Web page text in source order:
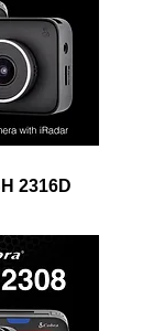
2316D